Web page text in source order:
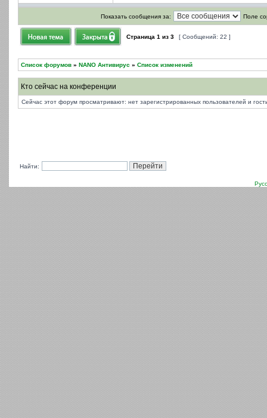
Показать сообщения за: Поле
Страница 1 из 3 [ Сообщений: 22 ]
Список форумов » NANO Антивирус » Список изменений
Кто сейчас на конференции
Сейчас этот форум просматривают: нет зарегистрированных пользователей и
Найти: